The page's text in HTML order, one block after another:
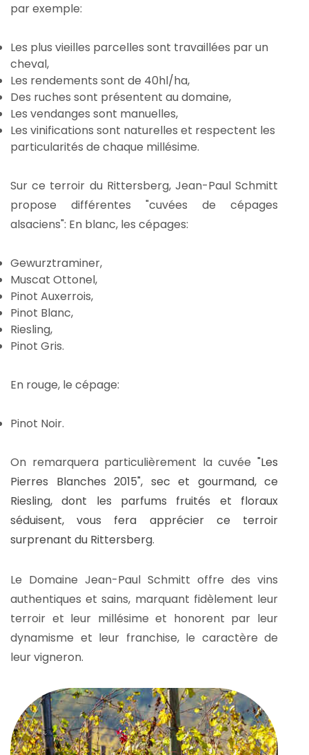
par exemple:
Les plus vieilles parcelles sont travaillées par un
cheval,
Les rendements sont de 40hl/ha,
Des ruches sont présentent au domaine,
Les vendanges sont manuelles,
Les vinifications sont naturelles et respectent les
particularités de chaque millésime.
Sur ce terroir du Rittersberg, Jean-Paul Schmitt
propose différentes "cuvées de cépages
alsaciens": En blanc, les cépages:
Gewurztraminer,
Muscat Ottonel,
Pinot Auxerrois,
Pinot Blanc,
Riesling,
Pinot Gris.
En rouge, le cépage:
Pinot Noir.
On remarquera particulièrement la cuvée "Les
Pierres Blanches 2015", sec et gourmand, ce
Riesling, dont les parfums fruités et floraux
séduisent, vous fera apprécier ce terroir
surprenant du Rittersberg.
Le Domaine Jean-Paul Schmitt offre des vins
authentiques et sains, marquant fidèlement leur
terroir et leur millésime et honorent par leur
dynamisme et leur franchise, le caractère de
leur vigneron.